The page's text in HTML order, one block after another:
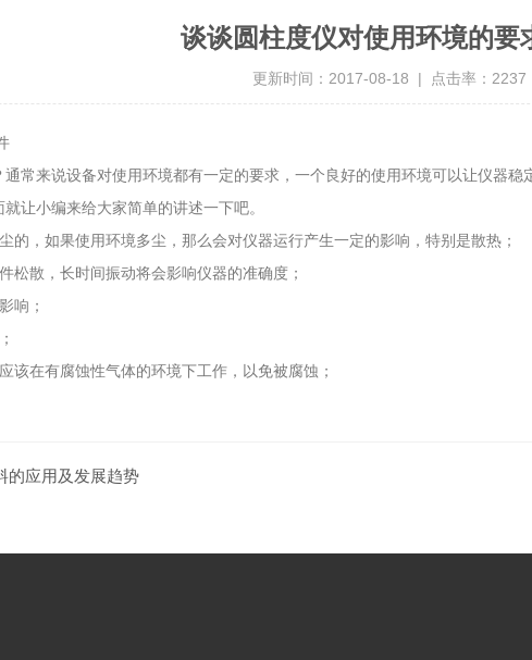
谈谈圆柱度仪对使用环境的要
更新时间：2017-08-18 | 点击率：2237
来说设备对使用环境都有一定的要求，一个良好的使用环境可以让仪器稳
让小编来给大家简单的讲述一下吧。
，如果使用环境多尘，那么会对仪器运行产生一定的影响，特别是散热；
散，长时间振动将会影响仪器的准确度；
响；
在有腐蚀性气体的环境下工作，以免被腐蚀；
的应用及发展趋势